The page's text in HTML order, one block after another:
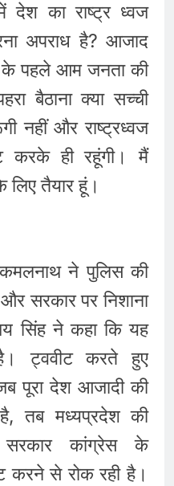
देश का राष्ट्र ध्वज
अपराध है? आजाद
के पहले आम जनता की
बैठाना क्या सच्ची
नहीं और राष्ट्रध्वज
करके ही रहूंगी। मैं
लिए तैयार हूं।
ने पुलिस की
और सरकार पर निशाना
सिंह ने कहा कि यह
ट्ववीट करते हुए
पूरा देश आजादी की
तब मध्यप्रदेश की
सरकार कांग्रेस के
करने से रोक रही है।